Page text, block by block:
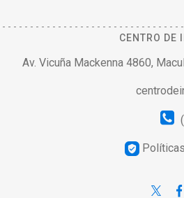
CENTRO DE
Av. Vicuña Mackenna 4860,
verified_user